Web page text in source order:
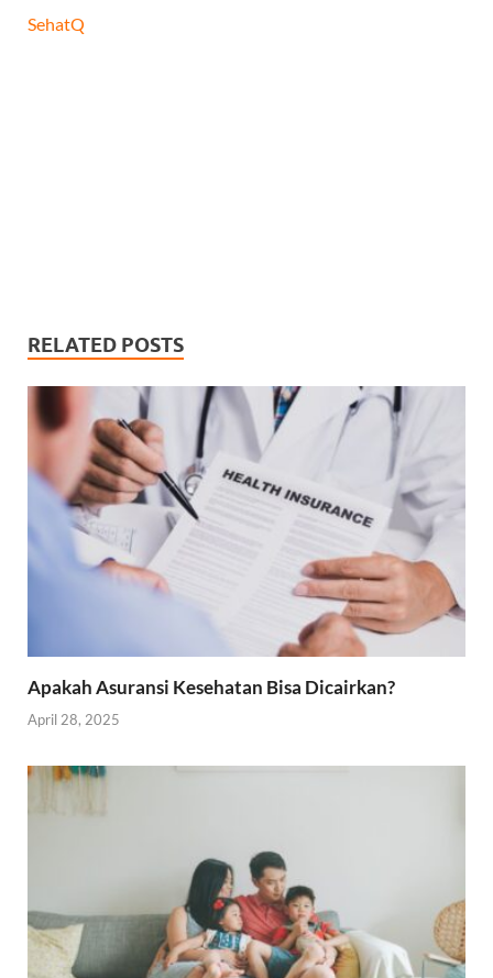
SehatQ
RELATED POSTS
Apakah Asuransi Kesehatan Bisa Dicairkan?
April 28, 2025